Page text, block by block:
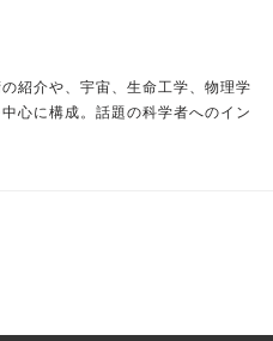
紹介や、宇宙、生命工学、物理学
心に構成。話題の科学者へのイン